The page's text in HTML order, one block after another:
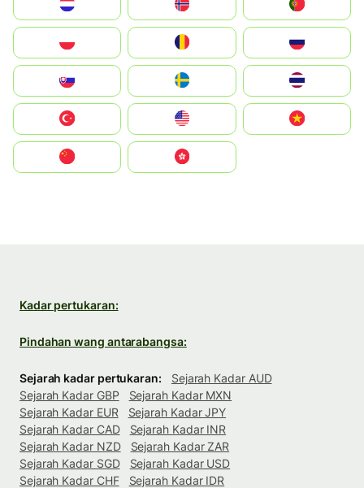
United States
中國香港特別行政區
Kadar pertukaran:
Pindahan wang antarabangsa:
Sejarah kadar pertukaran:
Sejarah Kadar AUD
Sejarah Kadar GBP
Sejarah Kadar MXN
Sejarah Kadar EUR
Sejarah Kadar JPY
Sejarah Kadar CAD
Sejarah Kadar INR
Sejarah Kadar NZD
Sejarah Kadar ZAR
Sejarah Kadar SGD
Sejarah Kadar USD
Sejarah Kadar CHF
Sejarah Kadar IDR